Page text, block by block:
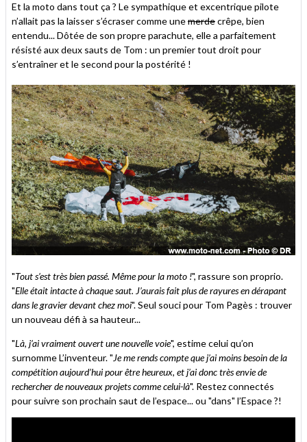
Et la moto dans tout ça ? Le sympathique et excentrique pilote
n’allait pas la laisser s’écraser comme unemerdecrêpe, bien
entendu... Dôtée de son propre parachute, elle a parfaitement
résisté aux deux sauts de Tom : un premier tout droit pour
s’entraîner et le second pour la postérité !
"Tout s’est très bien passé. Même pour la moto !", rassure son proprio.
"Elle était intacte à chaque saut. J’aurais fait plus de rayures en dérapant
dans le gravier devant chez moi". Seul souci pour Tom Pagès : trouver
un nouveau défi à sa hauteur...
"Là, j’ai vraiment ouvert une nouvelle voie", estime celui qu’on
surnomme L’inventeur. "Je me rends compte que j’ai moins besoin de la
compétition aujourd’hui pour être heureux, et j’ai donc très envie de
rechercher de nouveaux projets comme celui-là". Restez connectés
pour suivre son prochain saut de l’espace... ou "dans" l’Espace ?!